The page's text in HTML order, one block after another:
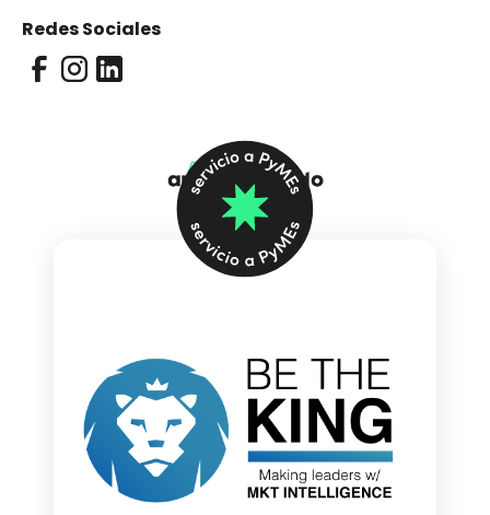
Redes Sociales